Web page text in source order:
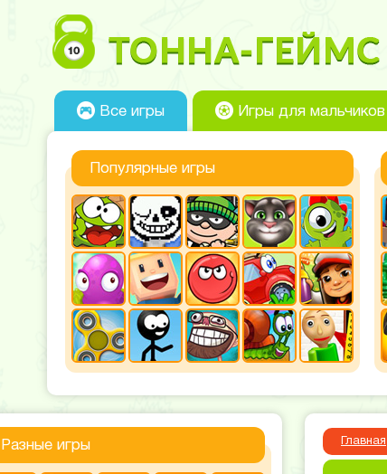
Все игры Игры для мальчиков
Популярные игры
Разные игры Главная